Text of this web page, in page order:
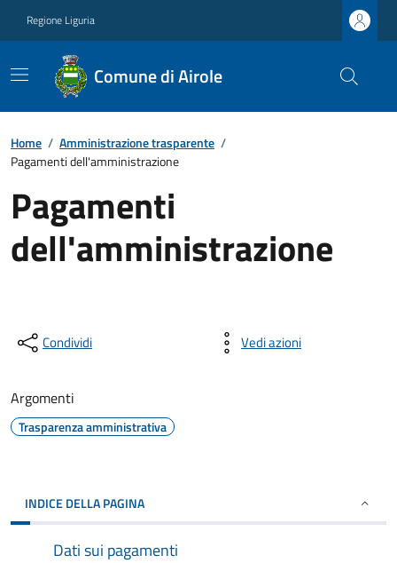
Regione Liguria
Comune di Airole
Home / Amministrazione trasparente /
Pagamenti dell'amministrazione
Pagamenti
dell'amministrazione
Condividi Vedi azioni
Argomenti
Trasparenza amministrativa
INDICE DELLA PAGINA
Dati sui pagamenti